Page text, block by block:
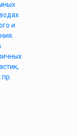
и